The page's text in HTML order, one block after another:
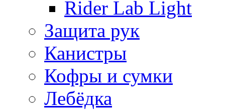
Rider Lab Light
Защита рук
Канистры
Кофры и сумки
Лебёдка